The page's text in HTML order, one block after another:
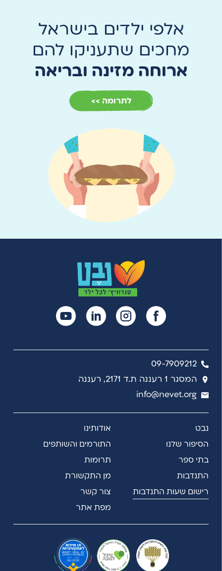
אלפי ילדים בישראל
מחכים שתעניקו להם
ארוחה מזינה ובריאה
לתרומה >>
09-7909212
המסגר 1 רעננה ת.ד 2171, רעננה
info@nevet.org
נבט אודותינו
הסיפור שלנו התורמים והשותפים
בתי ספר תרומות
התנדבות מן התקשורת
רישום שעות התנדבות צור קשר
מפת אתר